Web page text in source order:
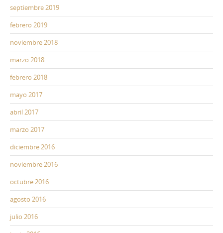
septiembre 2019
febrero 2019
noviembre 2018
marzo 2018
febrero 2018
mayo 2017
abril 2017
marzo 2017
diciembre 2016
noviembre 2016
octubre 2016
agosto 2016
julio 2016